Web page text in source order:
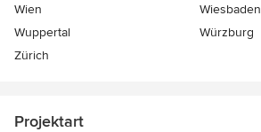
Wien
Wiesbaden
Wuppertal
Würzburg
Zürich
Projektart